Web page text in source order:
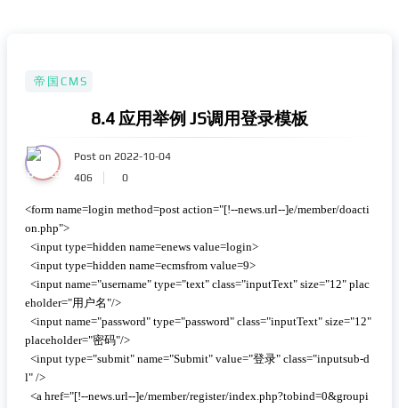
帝国CMS
8.4 应用举例 JS调用登录模板
Post on 2022-10-04
406
0
<form name=login method=post action="[!--news.url--]e/member/doacti
on.php">
<input type=hidden name=enews value=login>
<input type=hidden name=ecmsfrom value=9>
<input name="username" type="text" class="inputText" size="12" plac
eholder="用户名"/>
<input name="password" type="password" class="inputText" size="12"
placeholder="密码"/>
<input type="submit" name="Submit" value="登录" class="inputsub-d
l" />
<a href="[!--news.url--]e/member/register/index.php?tobind=0&groupi